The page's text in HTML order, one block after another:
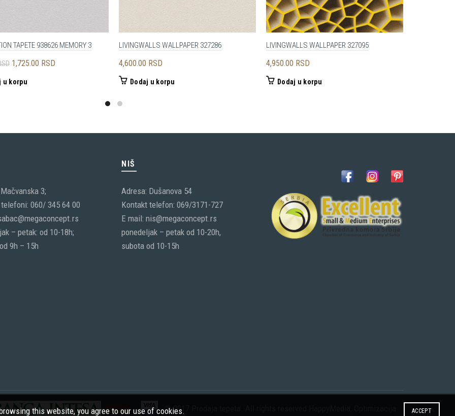
TAPETE 938626 MEMORY 3
Originalna
1,725.00 RSD
u korpu
LIVINGWALLS WALLPAPER 327286
4,600.00 RSD
Dodaj u korpu
LIVINGWALLS WALLPAPER 327095
4,950.00 RSD
Dodaj u korpu
3;
060/ 345 64 00
– petak: od 10-18h;
9h – 15h
NIŠ
Adresa: Dušanova 54
Kontakt telefon: 069/3171-727
E mail: nis@megaconcept.rs
ponedeljak – petak od 10-20h,
subota od 10-15h
© 2017 Prodaja tepeta. All rights reserved
this website, you agree to our use of cookies. ACCEPT